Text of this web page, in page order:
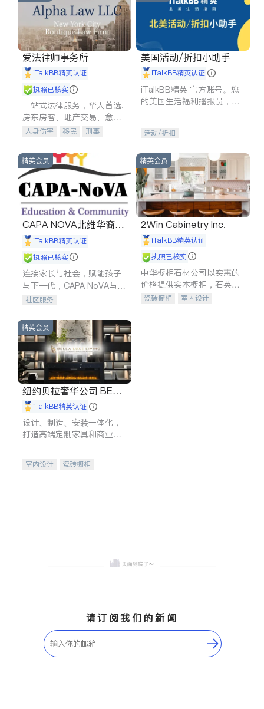
爱法律师事务所
iTalkBB精英认证
执照已核实
一站式法律服务，华人首选.
房东房客、地产交易、意外
伤害、车祸重伤、商业诉
建筑合同、刑事案件全包办
人身伤害 移民
刑事
信托/遗嘱
商业
索赔
律师-其它 保释
美国活动/折扣小助手
iTalkBB精英认证
iTalkBB精英 官方账号。您
的美国生活福利播报员，精
专属福利。
活动/折扣
精英会员
CAPA NOVA北维华裔家
长会iTalkBB精英认证
执照已核实
连接家长与社会，赋能孩子
与下一代，CAPA NoVA与您
携手建设包容、公平、充满
社区服务
精英会员
2Win Cabinetry Inc.
iTalkBB精英认证
执照已核实
中华橱柜石材公司以实惠的
价格提供实木橱柜，石英石
台面，多种优质不锈钢水
瓷砖橱柜
室内设计
精英会员
纽约贝拉奢华公司 BELL
A LUXE
iTalkBB精英认证
设计、制造、安装一体化，
打造高端定制家具和商业空
室内设计
瓷砖橱柜
请订阅我们的新闻